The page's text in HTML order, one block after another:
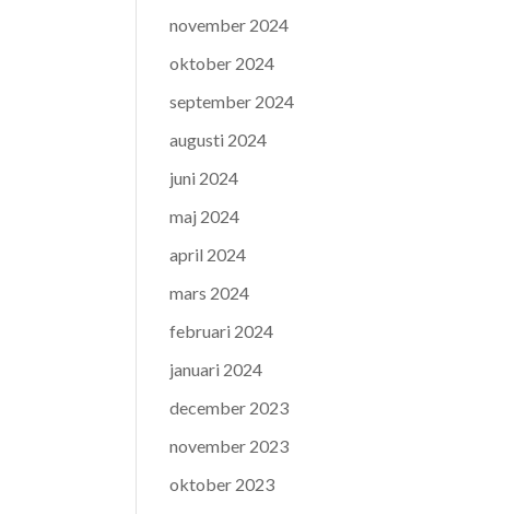
november 2024
oktober 2024
september 2024
augusti 2024
juni 2024
maj 2024
april 2024
mars 2024
februari 2024
januari 2024
december 2023
november 2023
oktober 2023